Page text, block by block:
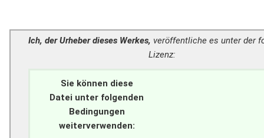
Ich, der Urheber dieses Werkes, veröffentliche es unter der
Lizenz:
Sie können diese
Datei unter folgenden
Bedingungen
weiterverwenden: